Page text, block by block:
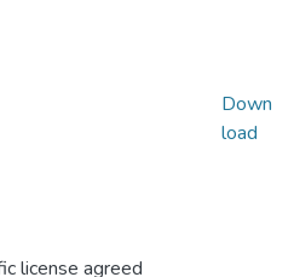
license agreed
Down
load